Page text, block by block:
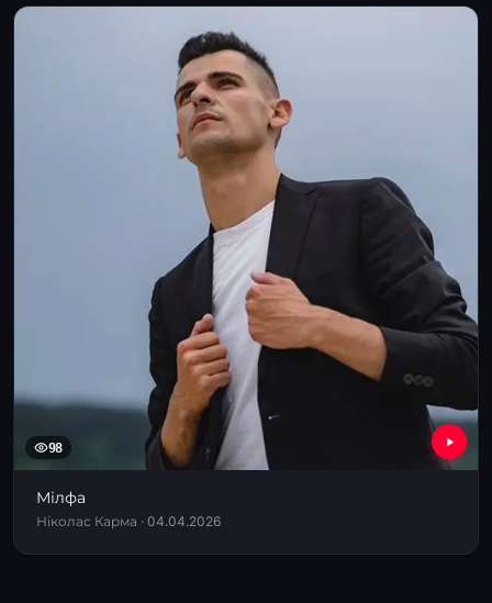
98
Мілфа
Ніколас Карма · 04.04.2026